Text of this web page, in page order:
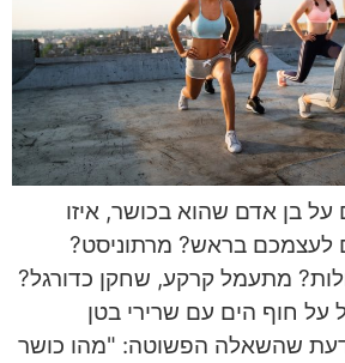
בן אדם שהוא בכושר, איזו
בראש? מרתוניסט?
מתעמל קרקע, שחקן כדורגל?
על חוף הים עם שרירי בטן
שהשאלה הפשוטה: "מהו כושר